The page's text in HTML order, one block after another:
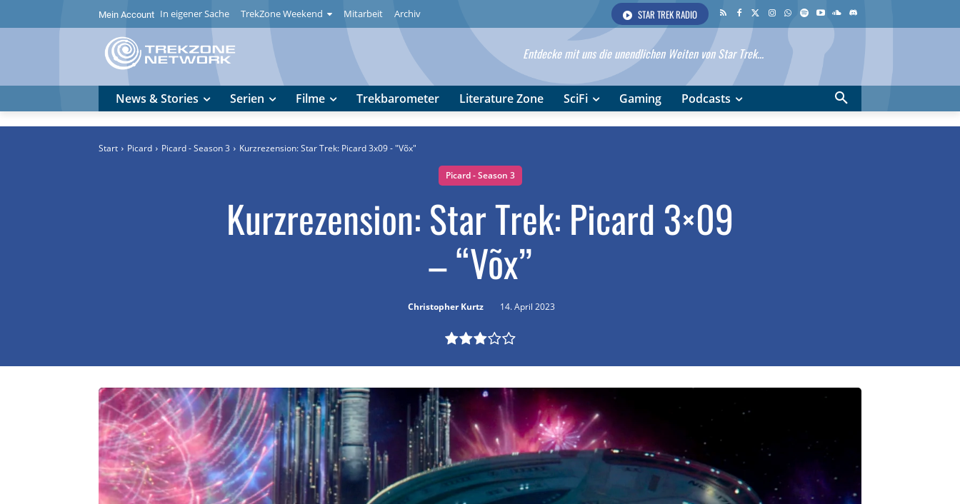
Mein Account In eigener Sache TrekZone Weekend Mitarbeit Archiv STAR TREK RADIO
Entdecke mit uns die unendlichen Weiten von Star Trek...
News & Stories Serien Filme Trekbarometer Literature Zone SciFi Gaming Podcasts
Start Picard Picard - Season 3 Kurzrezension: Star Trek: Picard 3x09 - "Võx"
Picard - Season 3
Kurzrezension: Star Trek: Picard 3×09
– “Võx”
Christopher Kurtz 14. April 2023